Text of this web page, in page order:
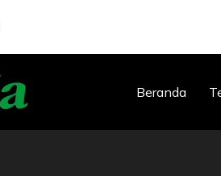
Beranda